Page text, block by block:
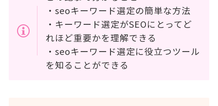
・seoキーワード選定の簡単な方法
・キーワード選定がSEOにとってど
れほど重要かを理解できる
・seoキーワード選定に役立つツール
を知ることができる